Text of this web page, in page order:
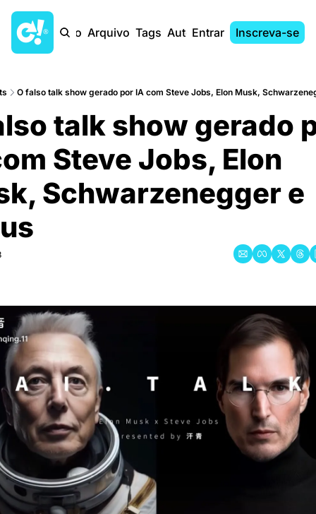
Início Arquivo Tags AutoresEntrar Inscreva-se
O falso talk show gerado por IA com Steve Jobs, Elon Musk,
talk show gerado
Steve Jobs, Elon
Schwarzenegger e